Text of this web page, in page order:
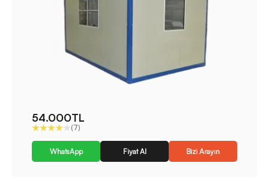
54.000TL
(7)
WhatsApp Fiyat Al Bizi Arayın